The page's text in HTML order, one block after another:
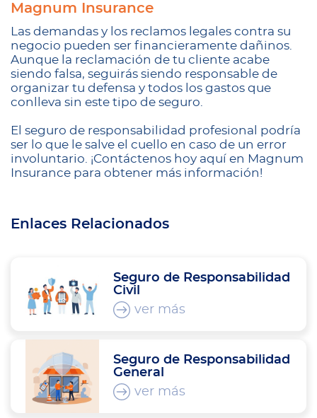
Magnum Insurance
Las demandas y los reclamos legales contra su
negocio pueden ser financieramente dañinos.
Aunque la reclamación de tu cliente acabe
siendo falsa, seguirás siendo responsable de
organizar tu defensa y todos los gastos que
conlleva sin este tipo de seguro.
El seguro de responsabilidad profesional podría
ser lo que le salve el cuello en caso de un error
involuntario. ¡Contáctenos hoy aquí en Magnum
Insurance para obtener más información!
Enlaces Relacionados
Seguro de Responsabilidad
Civil
ver más
Seguro de Responsabilidad
General
ver más